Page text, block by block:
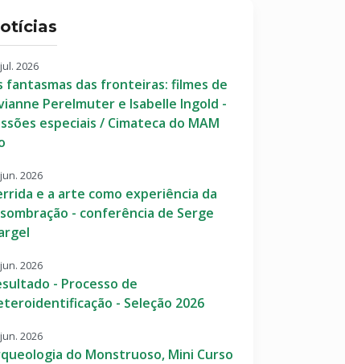
2026
fantasmas das fronteiras: filmes de
Perelmuter e Isabelle Ingold -
especiais / Cimateca do MAM
2026
e a arte como experiência da
- conferência de Serge
2026
- Processo de
- Seleção 2026
2026
do Monstruoso, Mini Curso